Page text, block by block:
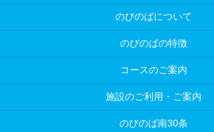
のびのばについて
のびのばの特徴
コースのご案内
施設のご利用・ご案内
のびのば南30条